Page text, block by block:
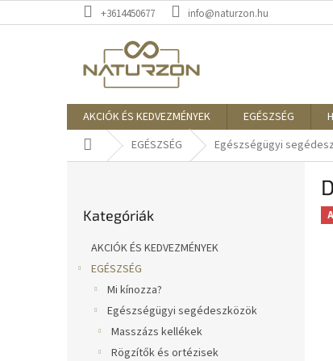
a
+3614450677 info@naturzon.hu
AKCIÓK ÉS KEDVEZMÉNYEK EGÉSZSÉG
KezdőlapEGÉSZSÉG Egészségügyi
átugrása
Kategóriák
AKCIÓK ÉS KEDVEZMÉNYEK
EGÉSZSÉG
Mi kínozza?
Egészségügyi segédeszközök
Masszázs kellékek
Rögzítők és ortézisek